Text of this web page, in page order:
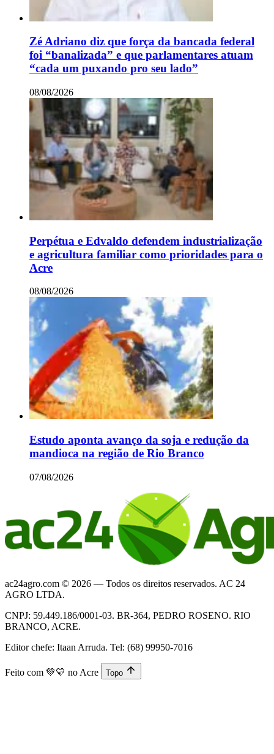
Zé Adriano diz que força da bancada federal
foi “banalizada” e que parlamentares atuam
“cada um puxando pro seu lado”
08/08/2026
Perpétua e Edvaldo defendem industrialização
e agricultura familiar como prioridades para o
Acre
08/08/2026
Estudo aponta avanço da soja e redução da
mandioca na região de Rio Branco
07/08/2026
ac24agro.com © 2026 — Todos os direitos reservados. AC 24
AGRO LTDA.
CNPJ: 59.449.186/0001-03. BR-364, PEDRO ROSENO. RIO
BRANCO, ACRE.
Editor chefe: Itaan Arruda. Tel: (68) 99950-7016
Feito com 💚💛 no Acre Topo